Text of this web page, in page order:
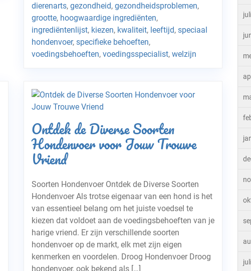
dierenarts, gezondheid, gezondheidsproblemen,
grootte, hoogwaardige ingrediënten,
ingrediëntenlijst, kiezen, kwaliteit, leeftijd, speciaal
hondenvoer, specifieke behoeften,
voedingsbehoeften, voedingsspecialist, welzijn
Ontdek de Diverse Soorten
Hondenvoer voor Jouw Trouwe
Vriend
Soorten Hondenvoer Ontdek de Diverse Soorten
Hondenvoer Als trotse eigenaar van een hond is het
van essentieel belang om het juiste voedsel te
kiezen dat voldoet aan de voedingsbehoeften van je
harige vriend. Er zijn verschillende soorten
hondenvoer op de markt, elk met zijn eigen
kenmerken en voordelen. Droog Hondenvoer Droog
hondenvoer, ook bekend als […]